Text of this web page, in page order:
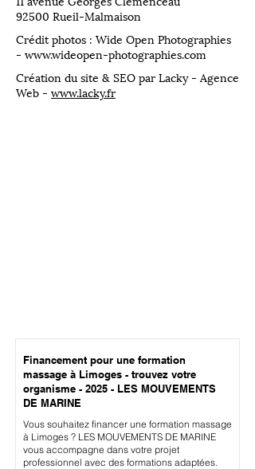
92500 Rueil-Malmaison
Crédit photos : Wide Open Photographies
- www.wideopen-photographies.com
Création du site & SEO par Lacky - Agence
Web - www.lacky.fr
Financement pour une formation
massage à Limoges - trouvez votre
organisme - 2025 - LES MOUVEMENTS
DE MARINE
Vous souhaitez financer une formation massage
à Limoges ? LES MOUVEMENTS DE MARINE
vous accompagne dans votre projet
professionnel avec des formations adaptées.